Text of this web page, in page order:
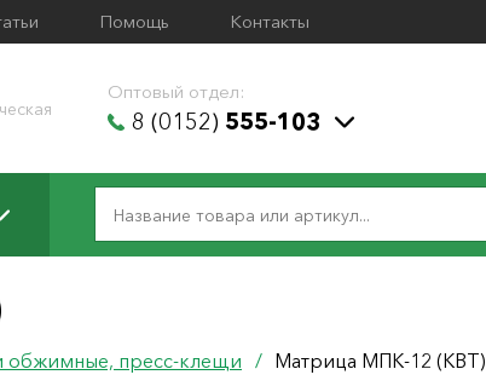
Помощь Контакты
Оптовый отдел:
8 (0152) 555-103
обжимные, пресс-клещи / Матрица МПК-12 (КВТ)